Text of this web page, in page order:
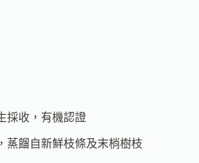
採收，有機認證
蒸餾自新鮮枝條及末梢樹枝